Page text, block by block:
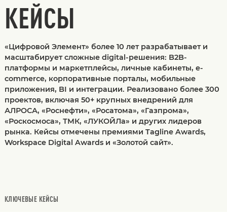
КЕЙСЫ
«Цифровой Элемент» более 10 лет разрабатывает и
масштабирует сложные digital-решения: B2B-
платформы и маркетплейсы, личные кабинеты, e-
commerce, корпоративные порталы, мобильные
приложения, BI и интеграции. Реализовано более 300
проектов, включая 50+ крупных внедрений для
АЛРОСА, «Роснефти», «Росатома», «Газпрома»,
«Роскосмоса», ТМК, «ЛУКОЙЛа» и других лидеров
рынка. Кейсы отмечены премиями Tagline Awards,
Workspace Digital Awards и «Золотой сайт».
КЛЮЧЕВЫЕ КЕЙСЫ